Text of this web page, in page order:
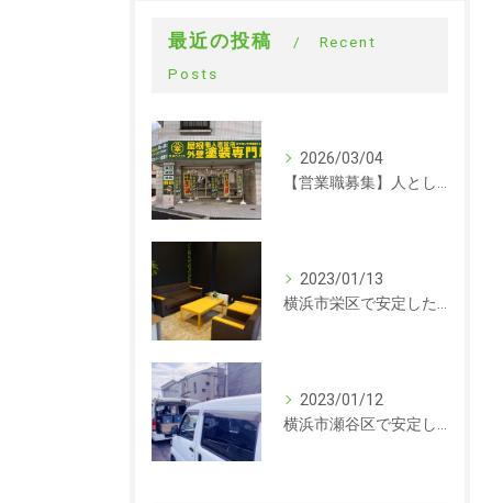
最近の投稿
Recent
Posts
2026/03/04
2023/01/13
2023/01/12